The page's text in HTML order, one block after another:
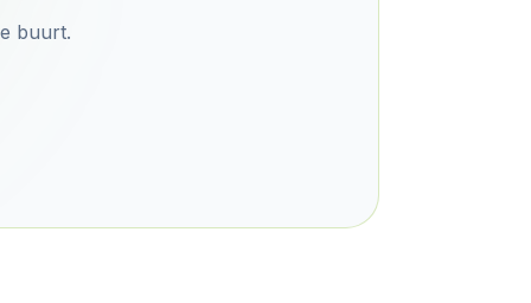
buurt.